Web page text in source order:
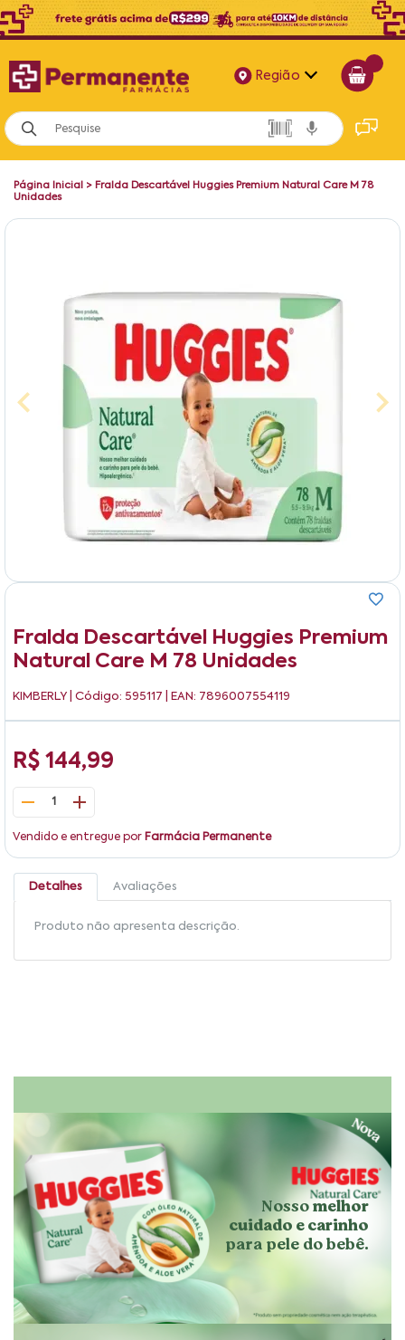
Região
Alagoas
Bahia
Página Inicial > Fralda Descartável Huggies Premium Natural Care M 78
Unidades
Fralda Descartável Huggies Premium
Natural Care M 78 Unidades
KIMBERLY | Código: 595117 | EAN: 7896007554119
R$ 144,99
1
Vendido e entregue por Farmácia Permanente
Detalhes Avaliações
Produto não apresenta descrição.